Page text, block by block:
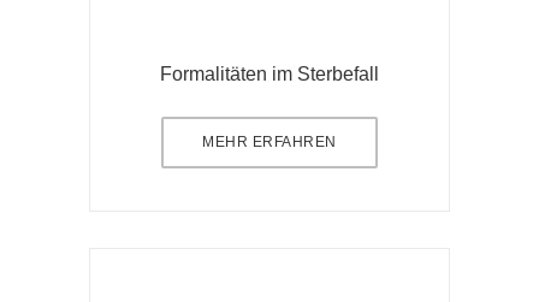
Formalitäten im Sterbefall
MEHR ERFAHREN